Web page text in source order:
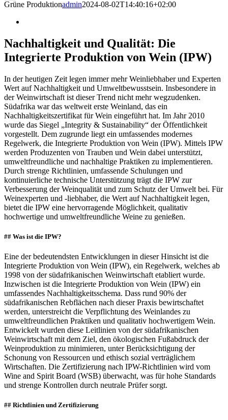
Grüne Produktionadmin2024-08-02T14:40:16+02:00
Nachhaltigkeit und Qualität: Die
Integrierte Produktion von Wein (IPW)
In der heutigen Zeit legen immer mehr Weinliebhaber und Experten
Wert auf Nachhaltigkeit und Umweltbewusstsein. Insbesondere in
der Weinwirtschaft ist dieser Trend nicht mehr wegzudenken.
Südafrika war das weltweit erste Weinland, das ein
Nachhaltigkeitszertifikat für Wein eingeführt hat. Im Jahr 2010
wurde das Siegel „Integrity & Sustainability“ der Öffentlichkeit
vorgestellt. Dem zugrunde liegt ein umfassendes modernes
Regelwerk, die Integrierte Produktion von Wein (IPW). Mittels IPW
werden Produzenten von Trauben und Wein dabei unterstützt,
umweltfreundliche und nachhaltige Praktiken zu implementieren.
Durch strenge Richtlinien, umfassende Schulungen und
kontinuierliche technische Unterstützung trägt die IPW zur
Verbesserung der Weinqualität und zum Schutz der Umwelt bei. Für
Weinexperten und -liebhaber, die Wert auf Nachhaltigkeit legen,
bietet die IPW eine hervorragende Möglichkeit, qualitativ
hochwertige und umweltfreundliche Weine zu genießen.
## Was ist die IPW?
Eine der bedeutendsten Entwicklungen in dieser Hinsicht ist die
Integrierte Produktion von Wein (IPW), ein Regelwerk, welches ab
1998 von der südafrikanischen Weinwirtschaft etabliert wurde.
Inzwischen ist die Integrierte Produktion von Wein (IPW) ein
umfassendes Nachhaltigkeitsschema. Dass rund 90% der
südafrikanischen Rebflächen nach dieser Praxis bewirtschaftet
werden, unterstreicht die Verpflichtung des Weinlandes zu
umweltfreundlichen Praktiken und qualitativ hochwertigem Wein.
Entwickelt wurden diese Leitlinien von der südafrikanischen
Weinwirtschaft mit dem Ziel, den ökologischen Fußabdruck der
Weinproduktion zu minimieren, unter Berücksichtigung der
Schonung von Ressourcen und ethisch sozial verträglichem
Wirtschaften. Die Zertifizierung nach IPW-Richtlinien wird vom
Wine and Spirit Board (WSB) überwacht, was für hohe Standards
und strenge Kontrollen durch neutrale Prüfer sorgt.
## Richtlinien und Zertifizierung